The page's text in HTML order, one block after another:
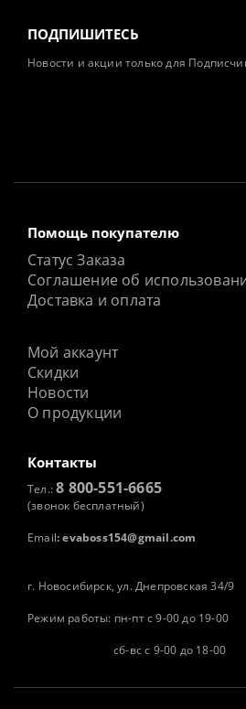
ПОДПИШИТЕСЬ
Новости и акции только для
Помощь покупателю
Статус Заказа
Соглашение об
Доставка и оплата
Мой аккаунт
Скидки
Новости
О продукции
Контакты
Тел.:8 800-551-6665
(звонок бесплатный)
Email: evaboss154@gmail.com
г. Новосибирск, ул. Днепровская 34/9
Режим работы: пн-пт с 9-00 до 19-00
сб-вс с 9-00 до 18-00